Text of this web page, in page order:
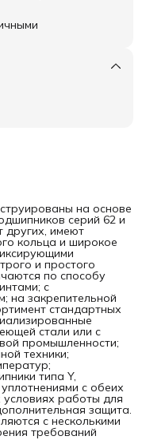
на основе
серий 62 и
других, имеют
кольца и широкое
и простого
по способу
с
на закрепительной
стандартных
стали или с
промышленности;
техники;
типа Y,
с обеих
работы для
защита.
с несколькими
требований